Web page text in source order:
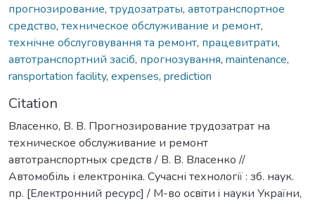
прогнозирование, трудозатраты, автотранспортное
средство, техническое обслуживание и ремонт,
технічне обслуговування та ремонт, працевитрати,
автотранспортний засіб, прогнозування, maintenance,
ransportation facility, expenses, prediction
Citation
Власенко, В. В. Прогнозирование трудозатрат на
техническое обслуживание и ремонт
автотранспортных средств / В. В. Власенко //
Автомобіль і електроніка. Сучасні технології : зб. наук.
пр. [Електронний ресурс] / М-во освiти i науки України,